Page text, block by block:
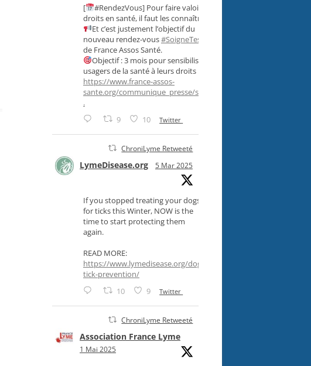
[
#RendezVous] Pour faire valoir ses
droits en santé, il faut les connaître !
Et c’est justement l’objectif du
nouveau rendez-vous#SoigneTesDroits
de France Assos Santé.
Objectif : 3 mois pour sensibiliser les
usagers de la santé à leurs droits !
https://www.france-assos-
sante.org/communique_presse/soigne-..
.
9 10 Twitter
ChroniLyme Retweeté
LymeDisease.org 5 Mar 2025
If you stopped treating your dogs
for ticks this Winter, NOW is the
time to start protecting them
again.
READ MORE:
https://www.lymedisease.org/dog-
tick-prevention/
10 9 Twitter
ChroniLyme Retweeté
Association France Lyme
1 Mai 2025